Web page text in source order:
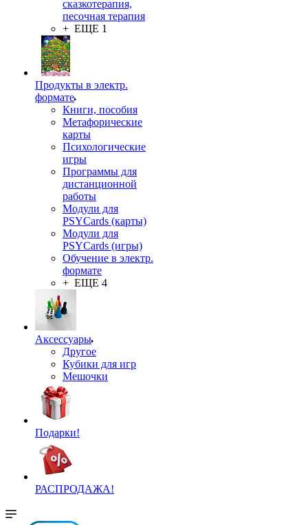
сказкотерапия,
песочная терапия
+ ЕЩЕ 1
Продукты в электр.
формате
Книги, пособия
Метафорические
карты
Психологические
игры
Программы для
дистанционной
работы
Модули для
PSYCards (карты)
Модули для
PSYCards (игры)
Обучение в электр.
формате
+ ЕЩЕ 4
Аксессуары
Другое
Кубики для игр
Мешочки
Подарки!
РАСПРОДАЖА!